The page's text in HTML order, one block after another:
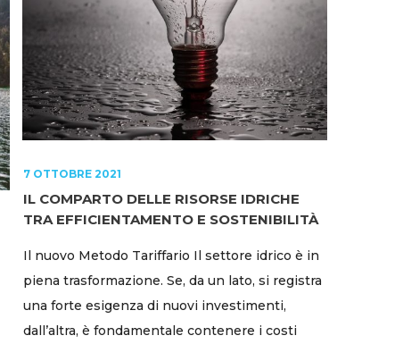
7 OTTOBRE 2021
IL COMPARTO DELLE RISORSE IDRICHE
TRA EFFICIENTAMENTO E SOSTENIBILITÀ
Il nuovo Metodo Tariffario Il settore idrico è in
piena trasformazione. Se, da un lato, si registra
una forte esigenza di nuovi investimenti,
dall’altra, è fondamentale contenere i costi